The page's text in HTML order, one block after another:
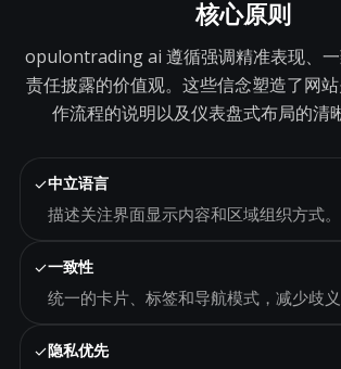
核心原则
opulontrading ai 遵循强调精准表现、
责任披露的价值观。这些信念塑造了网
作流程的说明以及仪表盘式布局的清
✓中立语言
描述关注界面显示内容和区域组织方式。
✓一致性
统一的卡片、标签和导航模式，减少歧义
✓隐私优先